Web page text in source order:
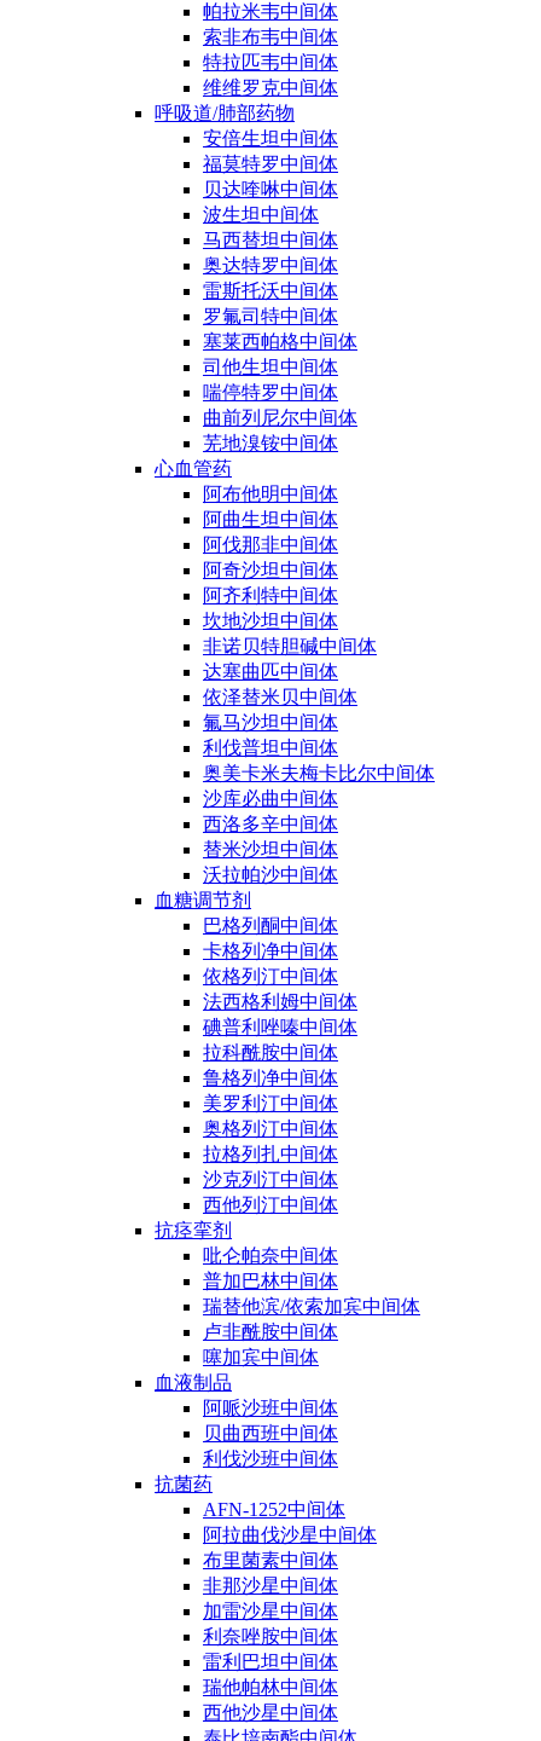
帕拉米韦中间体
索非布韦中间体
特拉匹韦中间体
维维罗克中间体
呼吸道/肺部药物
安倍生坦中间体
福莫特罗中间体
贝达喹啉中间体
波生坦中间体
马西替坦中间体
奥达特罗中间体
雷斯托沃中间体
罗氟司特中间体
塞莱西帕格中间体
司他生坦中间体
喘停特罗中间体
曲前列尼尔中间体
芜地溴铵中间体
心血管药
阿布他明中间体
阿曲生坦中间体
阿伐那非中间体
阿奇沙坦中间体
阿齐利特中间体
坎地沙坦中间体
非诺贝特胆碱中间体
达塞曲匹中间体
依泽替米贝中间体
氟马沙坦中间体
利伐普坦中间体
奥美卡米夫梅卡比尔中间体
沙库必曲中间体
西洛多辛中间体
替米沙坦中间体
沃拉帕沙中间体
血糖调节剂
巴格列酮中间体
卡格列净中间体
依格列汀中间体
法西格利姆中间体
碘普利唑嗪中间体
拉科酰胺中间体
鲁格列净中间体
美罗利汀中间体
奥格列汀中间体
拉格列扎中间体
沙克列汀中间体
西他列汀中间体
抗痉挛剂
吡仑帕奈中间体
普加巴林中间体
瑞替他滨/依索加宾中间体
卢非酰胺中间体
噻加宾中间体
血液制品
阿哌沙班中间体
贝曲西班中间体
利伐沙班中间体
抗菌药
AFN-1252中间体
阿拉曲伐沙星中间体
布里菌素中间体
非那沙星中间体
加雷沙星中间体
利奈唑胺中间体
雷利巴坦中间体
瑞他帕林中间体
西他沙星中间体